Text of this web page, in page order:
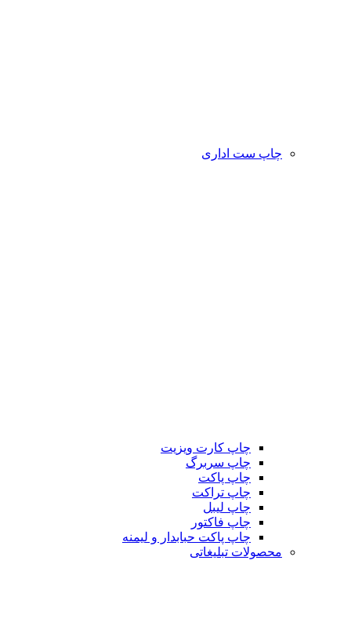
چاپ ست اداری
چاپ کارت ویزیت
چاپ سربرگ
چاپ پاکت
چاپ تراکت
چاپ لیبل
چاپ فاکتور
چاپ پاکت حبابدار و لیمنه
محصولات تبلیغاتی